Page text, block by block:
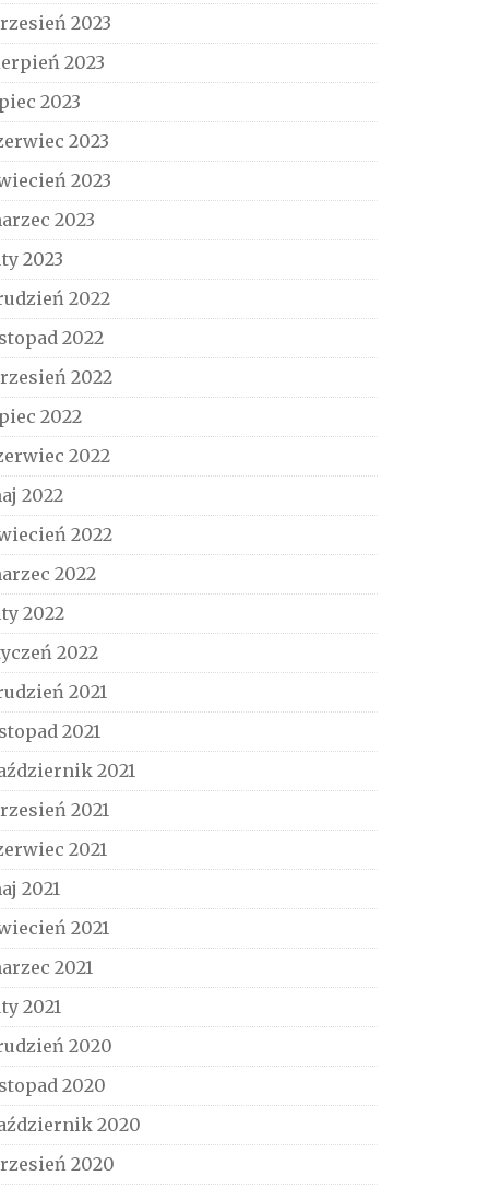
2023
2023
2023
2023
2023
2023
2023
2022
2022
2022
2022
2022
2022
2022
2022
2022
2022
2021
2021
2021
2021
2021
2021
2021
2021
2021
2020
2020
2020
2020